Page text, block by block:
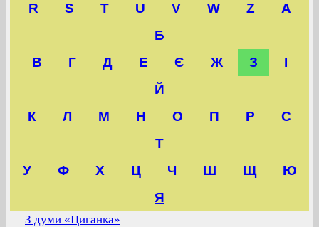
R
S T U V W Z
А
Б
В
Г Д Е Є Ж З
І
Й
К
Л М Н О П Р
С
Т
У
Ф Х Ц Ч Ш Щ
Ю
Я
З думи «Циганка»